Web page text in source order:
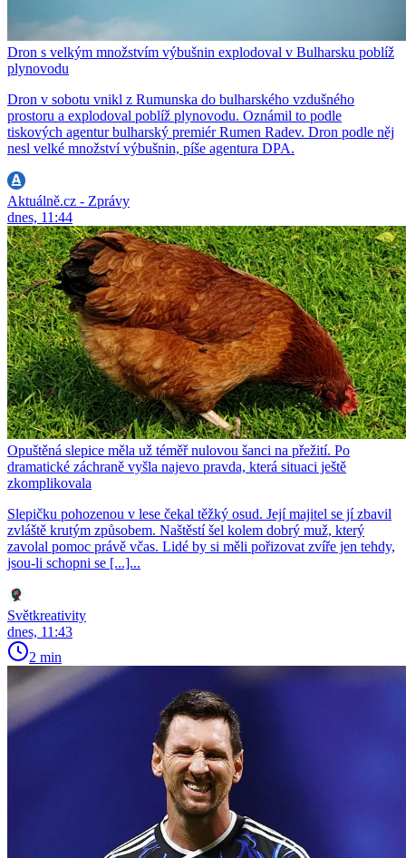
Dron s velkým množstvím výbušnin explodoval v Bulharsku poblíž
plynovodu
Dron v sobotu vnikl z Rumunska do bulharského vzdušného
prostoru a explodoval poblíž plynovodu. Oznámil to podle
tiskových agentur bulharský premiér Rumen Radev. Dron podle něj
nesl velké množství výbušnin, píše agentura DPA.
Aktuálně.cz - Zprávy
dnes, 11:44
Opuštěná slepice měla už téměř nulovou šanci na přežití. Po
dramatické záchraně vyšla najevo pravda, která situaci ještě
zkomplikovala
Slepičku pohozenou v lese čekal těžký osud. Její majitel se jí zbavil
zvláště krutým způsobem. Naštěstí šel kolem dobrý muž, který
zavolal pomoc právě včas. Lidé by si měli pořizovat zvíře jen tehdy,
jsou-li schopni se [...]...
Světkreativity
dnes, 11:43
2 min